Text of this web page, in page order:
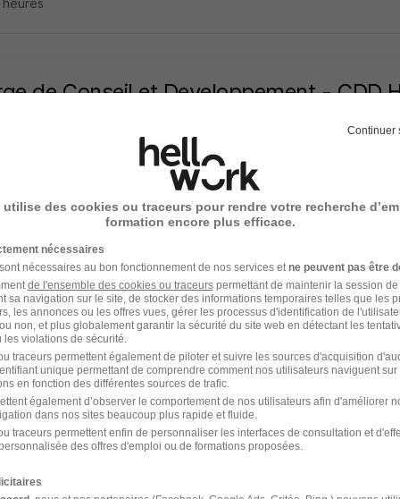
de Conseil et Developpement - CDD
34 090 € / an
heures
Civique - Promouvoir le Volontariat et
H/F
Jeunesses
- 75 CDD 8 mois
heures
Continuer
utilise des cookies ou traceurs pour rendre votre recherche
formation encore plus efficace.
nécessaires
nécessaires au bon fonctionnement de nos services et ne peuvent pas être
de l'ensemble des cookies ou traceurspermettant de maintenir la session
sa navigation sur le site, de stocker des informations temporaires telles que les
les annonces ou les offres vues, gérer les processus d'identification de
non, et plus globalement garantir la sécurité du site web en détectant les
violations de sécurité.
traceurs permettent également de piloter et suivre les sources d'acquisition
unique permettant de comprendre comment nos utilisateurs naviguent sur
en fonction des différentes sources de trafic.
également d’observer le comportement de nos utilisateurs afin d'améliorer
dans nos sites beaucoup plus rapide et fluide.
traceurs permettent enfin de personnaliser les interfaces de consultation et
des offres d'emploi ou de formations proposées.